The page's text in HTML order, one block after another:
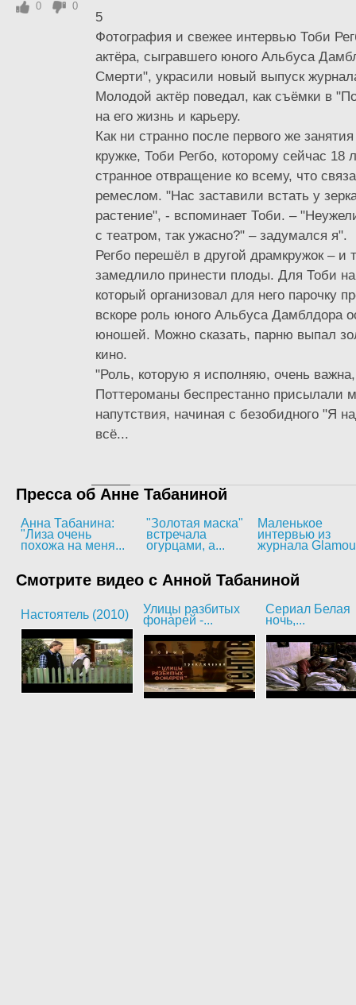
5
Фотография и свежее интервью Тоби
актёра, сыгравшего юного Альбуса
Смерти", украсили новый выпуск
Молодой актёр поведал, как съёмки в
на его жизнь и карьеру.
Как ни странно после первого же
кружке, Тоби Регбо, которому сейчас 18
странное отвращение ко всему, что
ремеслом. "Нас заставили встать у
растение", - вспоминает Тоби. –
с театром, так ужасно?" – задумался я".
Регбо перешёл в другой драмкружок – и
замедлило принести плоды. Для Тоби
который организовал для него парочку
вскоре роль юного Альбуса Дамблдора
юношей. Можно сказать, парню выпал
кино.
"Роль, которую я исполняю, очень важна,
Поттероманы беспрестанно присылали
напутствия, начиная с безобидного "Я
всё...
0 0
Пресса об Анне Табаниной
Анна Табанина:
"Лиза очень
похожа на меня...
"Золотая маска"
встречала
огурцами, а...
Маленькое
интервью из
журнала
Смотрите видео с Анной Табаниной
Настоятель (2010)
Улицы разбитых
фонарей -...
Сериал Белая
ночь,...